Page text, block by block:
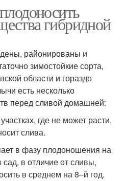
гибридной
районированы и
зимостойкие сорта,
области и гораздо
есть несколько
перед сливой домашней:
где не может расти,
слива.
в фазу плодоношения на
в отличие от сливы,
в среднем на 8–й год.